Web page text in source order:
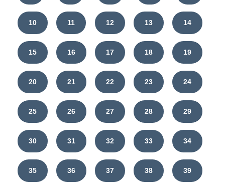
10 11 12 13 14
15 16 17 18 19
20 21 22 23 24
25 26 27 28 29
30 31 32 33 34
35 36 37 38 39